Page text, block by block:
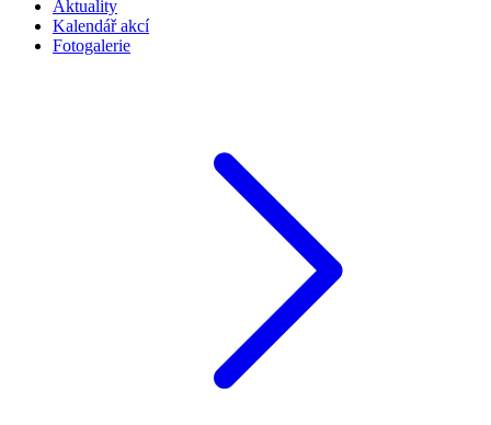
Aktuality
Kalendář akcí
Fotogalerie